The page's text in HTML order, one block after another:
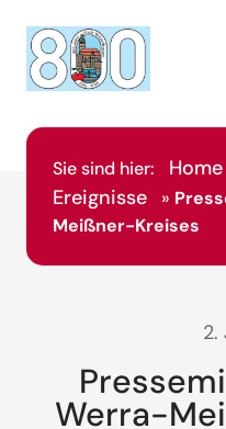
Sie sind hier: Home
Ereignisse
»
Meißner-Kreises
2.
Werra-